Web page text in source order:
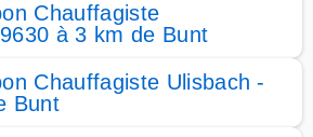
Chauffagiste
à 3 km de Bunt
Chauffagiste Ulisbach -
Bunt